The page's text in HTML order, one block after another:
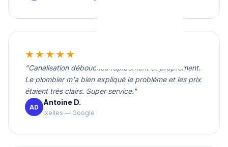
★★★★★
"Canalisation débouchée rapidement et proprement.
Le plombier m'a bien expliqué le problème et les prix
étaient très clairs. Super service."
AD
Antoine D.
Ixelles — Google